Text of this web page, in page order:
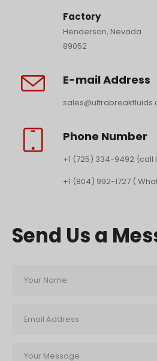
Factory
Henderson, Nevada
89052
E-mail Address
Phone Number
+1 (725) 334-9492 {call
+1 (804) 992-1727 (
Send Us a